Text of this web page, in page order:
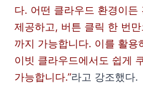
다. 어떤 클라우드 환경이든
제공하고, 버튼 클릭 한 번
까지 가능합니다. 이를 활용
이빗 클라우드에서도 쉽게
가능합니다.”라고 강조했다.